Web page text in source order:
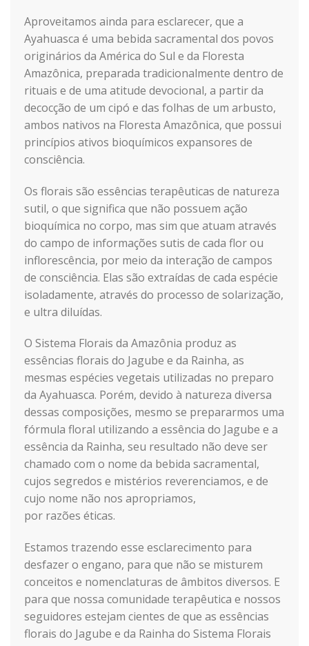
Aproveitamos ainda para esclarecer, que a
Ayahuasca é uma bebida sacramental dos povos
originários da América do Sul e da Floresta
Amazônica, preparada tradicionalmente dentro de
rituais e de uma atitude devocional, a partir da
decocção de um cipó e das folhas de um arbusto,
ambos nativos na Floresta Amazônica, que possui
princípios ativos bioquímicos expansores de
consciência.
Os florais são essências terapêuticas de natureza
sutil, o que significa que não possuem ação
bioquímica no corpo, mas sim que atuam através
do campo de informações sutis de cada flor ou
inflorescência, por meio da interação de campos
de consciência. Elas são extraídas de cada espécie
isoladamente, através do processo de solarização,
e ultra diluídas.
O Sistema Florais da Amazônia produz as
essências florais do Jagube e da Rainha, as
mesmas espécies vegetais utilizadas no preparo
da Ayahuasca. Porém, devido à natureza diversa
dessas composições, mesmo se prepararmos uma
fórmula floral utilizando a essência do Jagube e a
essência da Rainha, seu resultado não deve ser
chamado com o nome da bebida sacramental,
cujos segredos e mistérios reverenciamos, e de
cujo nome não nos apropriamos,
por razões éticas.
Estamos trazendo esse esclarecimento para
desfazer o engano, para que não se misturem
conceitos e nomenclaturas de âmbitos diversos. E
para que nossa comunidade terapêutica e nossos
seguidores estejam cientes de que as essências
florais do Jagube e da Rainha do Sistema Florais